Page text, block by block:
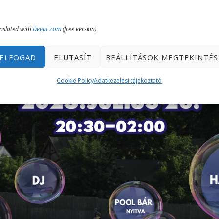
withDeepL.com(free version)
ELFOGAD ELUTASÍT BEÁLLÍTÁSOK
Cookie PolicyAdatkezelési tájékoztató